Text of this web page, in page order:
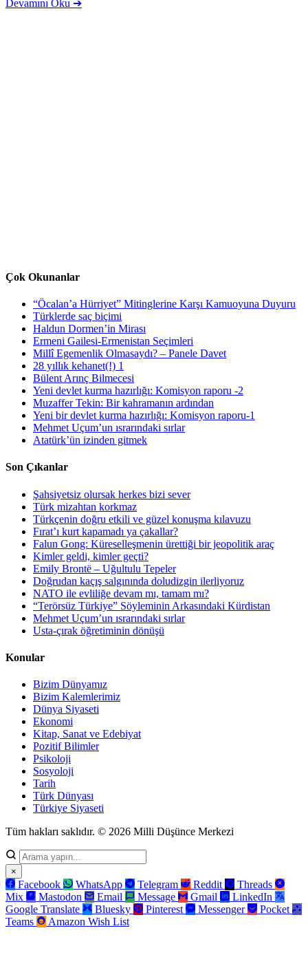
Devamını Oku ➔
Çok Okunanlar
“Öcalan’a Hürriyet” Mitinglerine Karşı Kamuoyuna Duyuru
Türklerde saç biçimi
Haldun Dormen’in Mirası
Ermeni Gailesi-Ermenistan Seçimleri
Millî Egemenlik Olmasaydı? – Panele Davet
28 yıllık kehanet(!) 1
Bülent Arınç Bilmecesi
Yeni devlet kurma hazırlığı: Komisyon raporu -2
Muzaffer Tekin: Bir kahramanın ardından
Yeni bir devlet kurma hazırlığı: Komisyon raporu-1
Mehmet Uçum’un ısrarındaki sırlar
Atatürk’ün izinden gitmek
Son Çıkanlar
Şahsiyetsiz olursak herkes bizi sever
Türk mizahtan korkmaz
Türkçenin doğru etkili ve güzel konuşma kılavuzu
Fırat’ı kurt kapamadı ya çakallar?
Falun Gong: Küreselleşmenin ürettiği bir jeopolitik araç
Kimler geldi, kimler geçti?
Emily Brontë – Uğultulu Tepeler
Doğrudan kaçış salgınında doludizgin ilerliyoruz
NATO ile evliliğe devam mı, tamam mı?
“Terörsüz Türkiye” Söyleminin Arkasındaki Kürdistan
Mehmet Uçum’un ısrarındaki sırlar
Usta-çırak öğretiminin dönüşü
Konular
Bizim Dünyamız
Bizim Kalemlerimiz
Dünya Siyaseti
Ekonomi
Kitap, Sanat ve Edebiyat
Pozitif Bilimler
Psikoloji
Sosyoloji
Tarih
Türk Dünyası
Türkiye Siyaseti
Tüm hakları saklıdır. © 2026 Milli Düşünce Merkezi
×
Facebook WhatsApp Telegram Reddit
Threads
Mix
Mastodon Email Message Gmail
LinkedIn
Google Translate
Bluesky Pinterest Messenger
Pocket
Teams
Amazon Wish List